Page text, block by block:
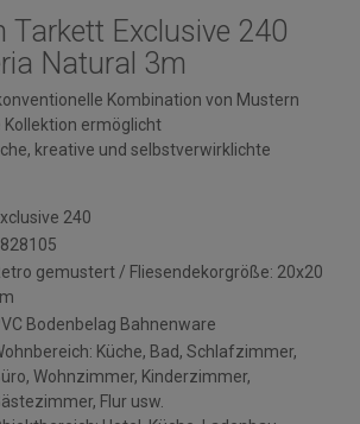
Tarkett Exclusive 240
Natural 3m
Kombination von Mustern
Kollektion ermöglicht
kreative und selbstverwirklichte
240
gemustert / Fliesendekorgröße: 20x20
Bodenbelag Bahnenware
Küche, Bad, Schlafzimmer,
Wohnzimmer, Kinderzimmer,
Flur usw.